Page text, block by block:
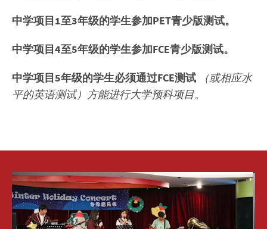
中学项目1至3年级的学生参加PET青少版测试。
中学项目4至5年级的学生参加FCE青少版测试。
中学项目5年级的学生必须通过FCE测试
（或相应水
平的英语测试）方能进行大学预科项目。